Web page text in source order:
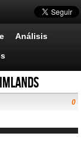
Análisis
0